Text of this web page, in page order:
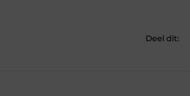
Deel dit: